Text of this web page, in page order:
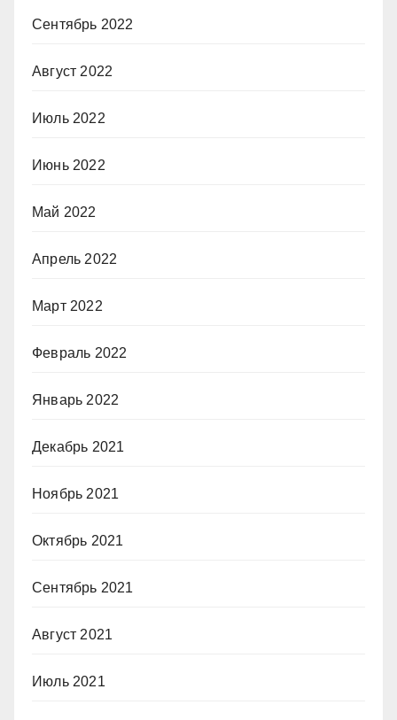
Сентябрь 2022
Август 2022
Июль 2022
Июнь 2022
Май 2022
Апрель 2022
Март 2022
Февраль 2022
Январь 2022
Декабрь 2021
Ноябрь 2021
Октябрь 2021
Сентябрь 2021
Август 2021
Июль 2021